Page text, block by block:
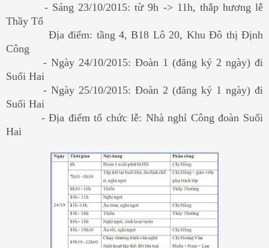
- Sáng 23/10/2015: từ 9h -> 11h, thắp hương lễ
Thầy Tổ
Địa điểm: tầng 4, B18 Lô 20, Khu Đô thị Định
Công
- Ngày 24/10/2015: Đoàn 1 (đăng ký 2 ngày) đi
Suối Hai
- Ngày 25/10/2015: Đoàn 2 (đăng ký 1 ngày) đi
Suối Hai
- Địa điểm tổ chức lễ: Nhà nghỉ Công đoàn Suối
Hai